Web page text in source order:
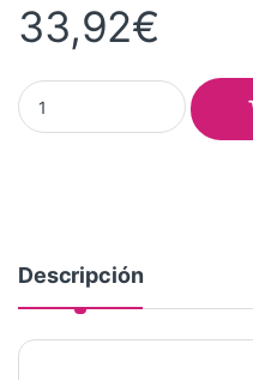
33,92€
Bolsillo magnético (pack de
Descripción